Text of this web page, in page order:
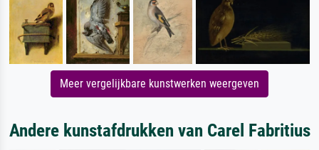
Meer vergelijkbare kunstwerken weergeven
Andere kunstafdrukken van Carel Fabritius